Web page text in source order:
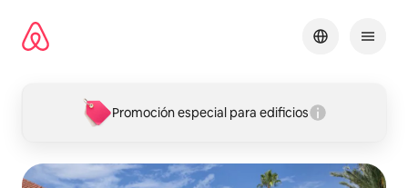
contenido
Promoción especial para edificios